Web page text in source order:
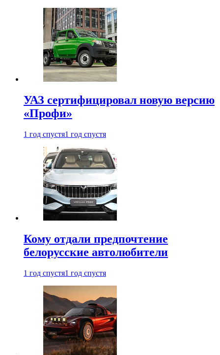
УАЗ сертифицировал новую версию
«Профи»
1 год спустя1 год спустя
Кому отдали предпочтение
белорусские автолюбители
1 год спустя1 год спустя